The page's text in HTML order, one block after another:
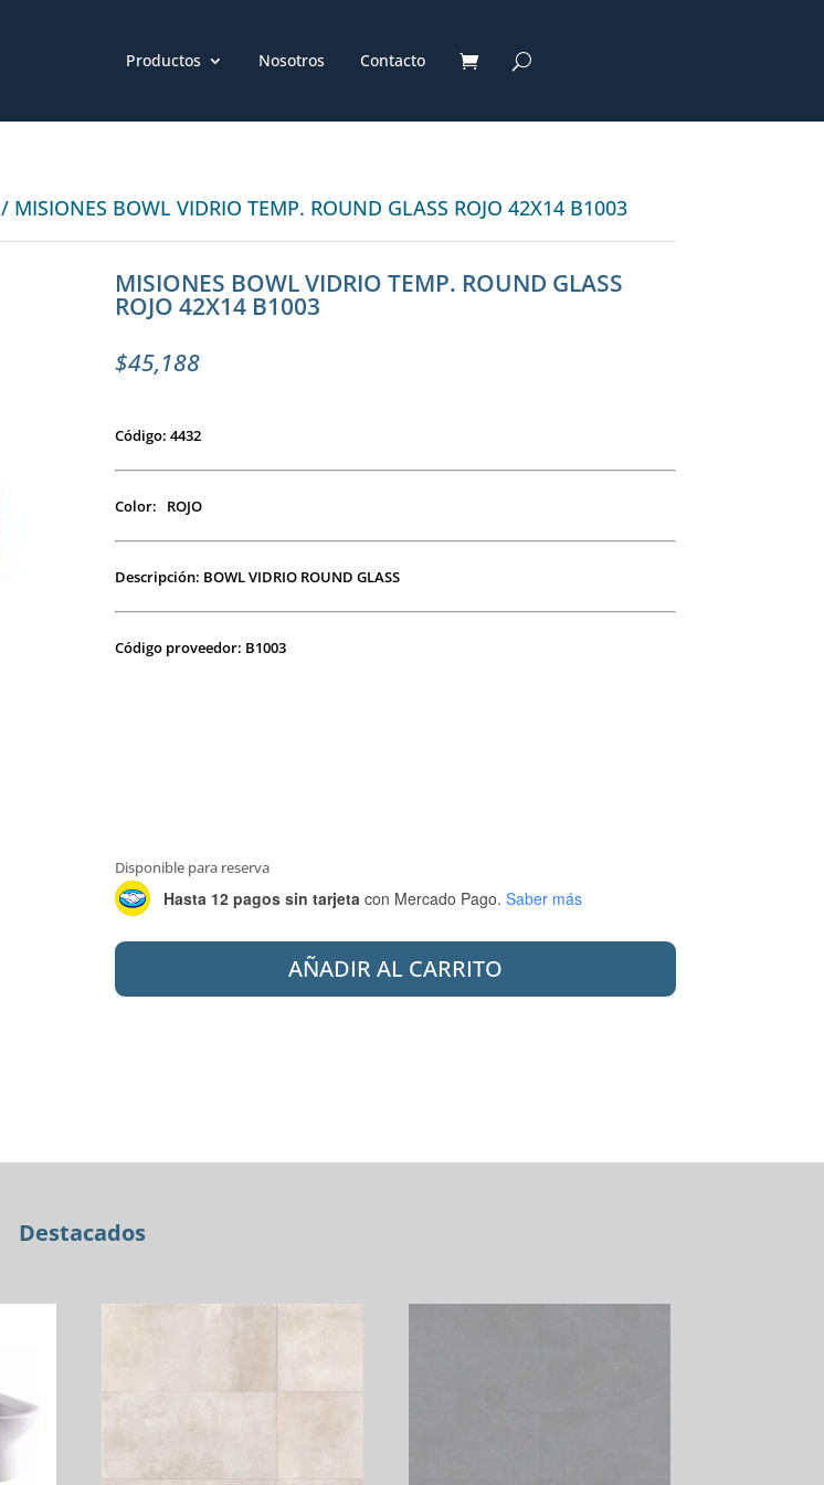
Productos Nosotros Contacto
/ MISIONES BOWL VIDRIO TEMP. ROUND GLASS ROJO 42X14 B1003
MISIONES BOWL VIDRIO TEMP. ROUND GLASS
ROJO 42X14 B1003
$45,188
Código: 4432
Color: ROJO
Descripción: BOWL VIDRIO ROUND GLASS
Código proveedor: B1003
Disponible para reserva
Hasta 12 pagos sin tarjeta con Mercado Pago. Saber más
MISIONES
VIDRIO
AÑADIR AL CARRITO
Destacados